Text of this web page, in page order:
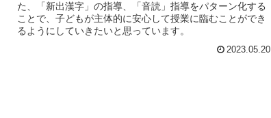
た、「新出漢字」の指導、「音読」指導をパターン化する
ことで、子どもが主体的に安心して授業に臨むことができ
るようにしていきたいと思っています。
2023.05.20